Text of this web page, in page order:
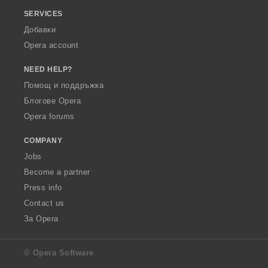
SERVICES
Добавки
Opera account
NEED HELP?
Помощ и поддръжка
Блогове Opera
Opera forums
COMPANY
Jobs
Become a partner
Press info
Contact us
За Opera
© Opera Software